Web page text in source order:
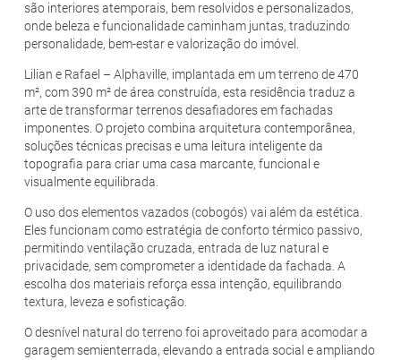
são interiores atemporais, bem resolvidos e personalizados,
onde beleza e funcionalidade caminham juntas, traduzindo
personalidade, bem-estar e valorização do imóvel.
Lilian e Rafael – Alphaville, implantada em um terreno de 470
m², com 390 m² de área construída, esta residência traduz a
arte de transformar terrenos desafiadores em fachadas
imponentes. O projeto combina arquitetura contemporânea,
soluções técnicas precisas e uma leitura inteligente da
topografia para criar uma casa marcante, funcional e
visualmente equilibrada.
O uso dos elementos vazados (cobogós) vai além da estética.
Eles funcionam como estratégia de conforto térmico passivo,
permitindo ventilação cruzada, entrada de luz natural e
privacidade, sem comprometer a identidade da fachada. A
escolha dos materiais reforça essa intenção, equilibrando
textura, leveza e sofisticação.
O desnível natural do terreno foi aproveitado para acomodar a
garagem semienterrada, elevando a entrada social e ampliando